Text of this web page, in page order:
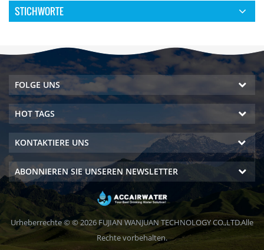
STICHWORTE
FOLGE UNS
HOT TAGS
KONTAKTIERE UNS
ABONNIEREN SIE UNSEREN NEWSLETTER
Urheberrechte © © 2026 FUJIAN WANJUAN TECHNOLOGY CO.,LTD.Alle
Rechte vorbehalten.